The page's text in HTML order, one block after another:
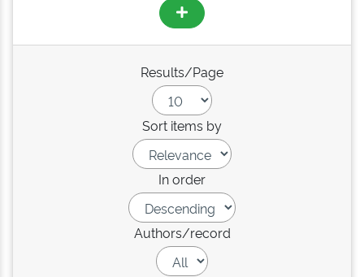
Results/Page
Sort items by
In order
Authors/record